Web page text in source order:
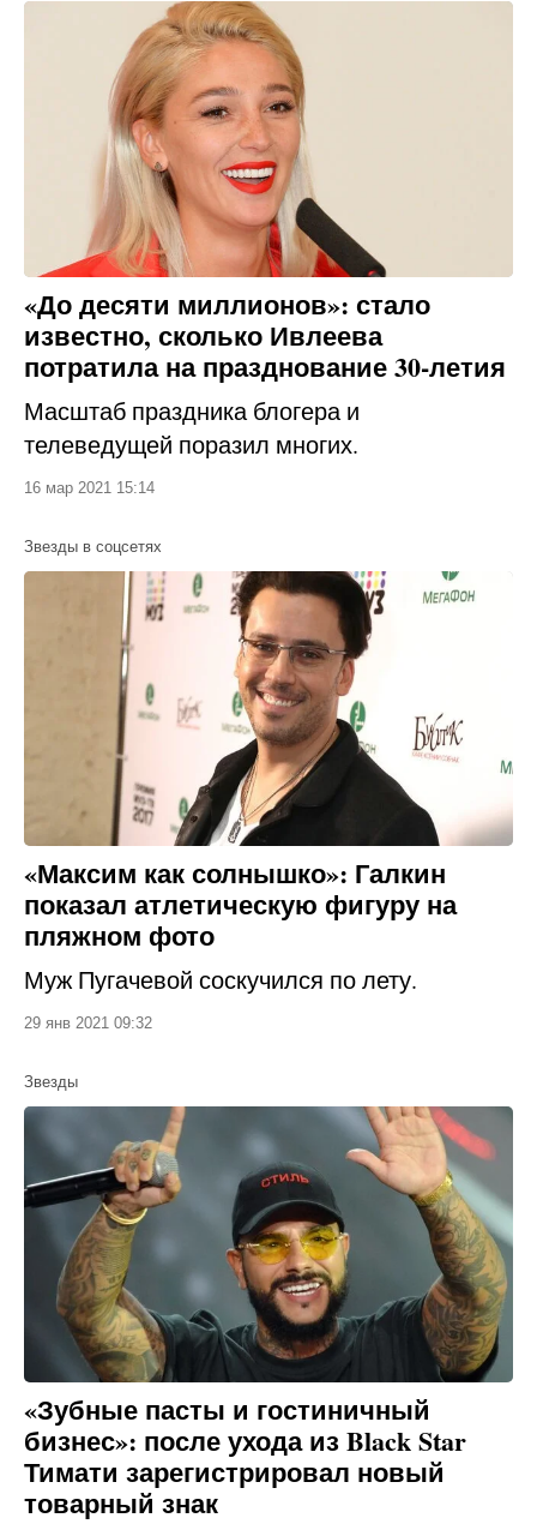
«До десяти миллионов»: стало
известно, сколько Ивлеева
потратила на празднование 30-летия
Масштаб праздника блогера и
телеведущей поразил многих.
16 мар 2021 15:14
Звезды в соцсетях
«Максим как солнышко»: Галкин
показал атлетическую фигуру на
пляжном фото
Муж Пугачевой соскучился по лету.
29 янв 2021 09:32
Звезды
«Зубные пасты и гостиничный
бизнес»: после ухода из Black Star
Тимати зарегистрировал новый
товарный знак